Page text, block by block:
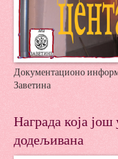
Документационо
Заветина
Награда која још
додељивана